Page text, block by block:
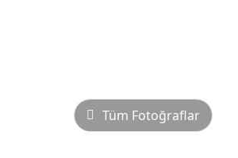
Tüm Fotoğraflar